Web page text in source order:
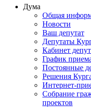
Дума
Общая
Новости
Ваш депутат
Депутаты
Кабинет
График
Постоянные
Решения
Интернет-
Собрание
проектов